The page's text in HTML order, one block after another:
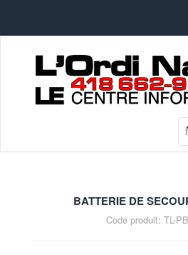
BATTERIE DE
Code produit: TL-